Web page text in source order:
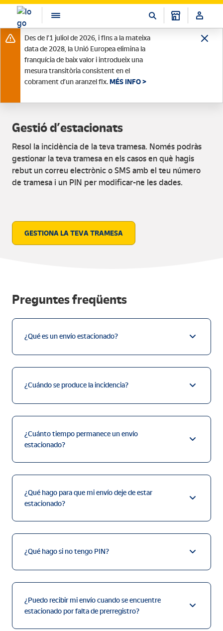
Des de l’1 juliol de 2026, i fins a la mateixa
data de 2028, la Unió Europea elimina la
franquícia de baix valor i introdueix una
mesura transitòria consistent en el
cobrament d’un aranzel fix. MÉS INFO >
Gestió d’estacionats
Resol la incidència de la teva tramesa. Només podràs
gestionar la teva tramesa en els casos en què hagis
rebut un correu electrònic o SMS amb el teu número
de tramesa i un PIN per modificar-ne les dades.
GESTIONA LA TEVA TRAMESA
Preguntes freqüents
¿Qué es un envío estacionado?
¿Cuándo se produce la incidencia?
¿Cuánto tiempo permanece un envío
estacionado?
¿Qué hago para que mi envío deje de estar
estacionado?
¿Qué hago si no tengo PIN?
¿Puedo recibir mi envío cuando se encuentre
estacionado por falta de prerregistro?